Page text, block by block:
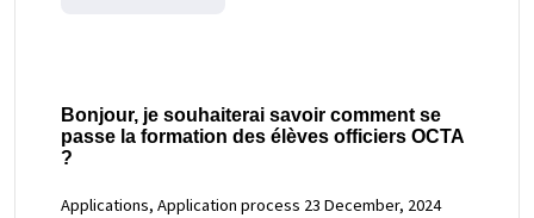
Bonjour, je souhaiterai savoir comment se
passe la formation des élèves officiers OCTA
?
Applications, Application process 23 December, 2024